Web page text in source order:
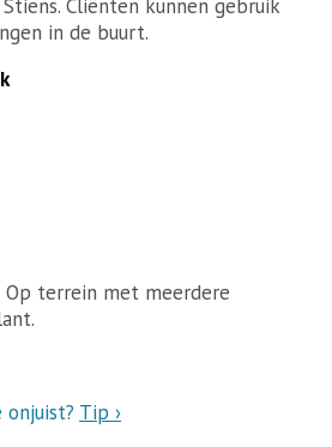
Cliënten kunnen gebruik
in de buurt.
terrein met meerdere
Tip ›